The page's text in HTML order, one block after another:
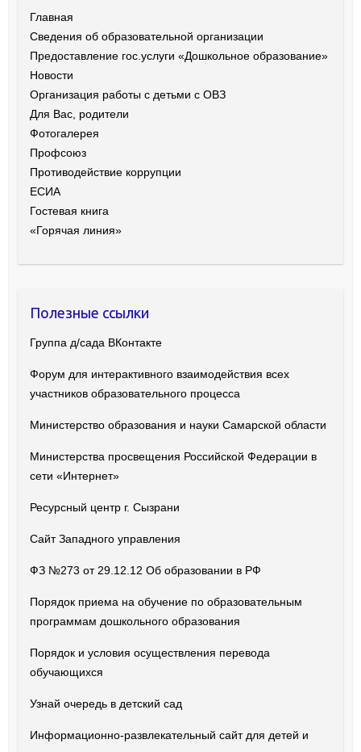
Главная
Сведения об образовательной организации
Предоставление гос.услуги «Дошкольное образование»
Новости
Организация работы с детьми с ОВЗ
Для Вас, родители
Фотогалерея
Профсоюз
Противодействие коррупции
ЕСИА
Гостевая книга
«Горячая линия»
Полезные ссылки
Группа д/сада ВКонтакте
Форум для интерактивного взаимодействия всех
участников образовательного процесса
Министерство образования и науки Самарской области
Министерства просвещения Российской Федерации в
сети «Интернет»
Ресурсный центр г. Сызрани
Сайт Западного управления
ФЗ №273 от 29.12.12 Об образовании в РФ
Порядок приема на обучение по образовательным
программам дошкольного образования
Порядок и условия осуществления перевода
обучающихся
Узнай очередь в детский сад
Информационно-развлекательный сайт для детей и